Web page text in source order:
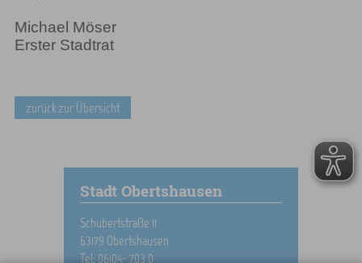
Michael Möser
Erster Stadtrat
zurück zur Übersicht
Stadt Obertshausen
Schubertstraße 11
63179 Obertshausen
Tel: 06104- 703 0